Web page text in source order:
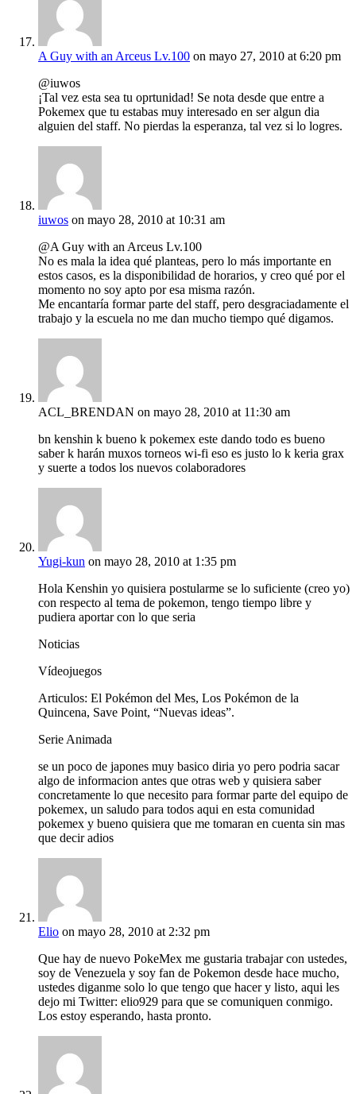
A Guy with an Arceus Lv.100 on mayo 27, 2010 at 6:20 pm
@iuwos
¡Tal vez esta sea tu oprtunidad! Se nota desde que entre a
Pokemex que tu estabas muy interesado en ser algun dia
alguien del staff. No pierdas la esperanza, tal vez si lo logres.
iuwos on mayo 28, 2010 at 10:31 am
@A Guy with an Arceus Lv.100
No es mala la idea qué planteas, pero lo más importante en
estos casos, es la disponibilidad de horarios, y creo qué por el
momento no soy apto por esa misma razón.
Me encantaría formar parte del staff, pero desgraciadamente el
trabajo y la escuela no me dan mucho tiempo qué digamos.
ACL_BRENDAN on mayo 28, 2010 at 11:30 am
bn kenshin k bueno k pokemex este dando todo es bueno
saber k harán muxos torneos wi-fi eso es justo lo k keria grax
y suerte a todos los nuevos colaboradores
Yugi-kun on mayo 28, 2010 at 1:35 pm
Hola Kenshin yo quisiera postularme se lo suficiente (creo yo)
con respecto al tema de pokemon, tengo tiempo libre y
pudiera aportar con lo que seria
Noticias
Vídeojuegos
Articulos: El Pokémon del Mes, Los Pokémon de la
Quincena, Save Point, “Nuevas ideas”.
Serie Animada
se un poco de japones muy basico diria yo pero podria sacar
algo de informacion antes que otras web y quisiera saber
concretamente lo que necesito para formar parte del equipo de
pokemex, un saludo para todos aqui en esta comunidad
pokemex y bueno quisiera que me tomaran en cuenta sin mas
que decir adios
Elio on mayo 28, 2010 at 2:32 pm
Que hay de nuevo PokeMex me gustaria trabajar con ustedes,
soy de Venezuela y soy fan de Pokemon desde hace mucho,
ustedes diganme solo lo que tengo que hacer y listo, aqui les
dejo mi Twitter: elio929 para que se comuniquen conmigo.
Los estoy esperando, hasta pronto.